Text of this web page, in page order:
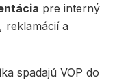
pre interný
reklamácií a
spadajú VOP do